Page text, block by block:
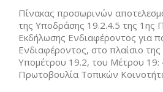
Πίνακας προσωρινών
της Υποδράσης 19.2.4.5 της 1ης
Εκδήλωσης Ενδιαφέροντος για
Ενδιαφέροντος, στο πλαίσιο
Υπομέτρου 19.2, του Μέτρου 19:
Πρωτοβουλία Τοπικών